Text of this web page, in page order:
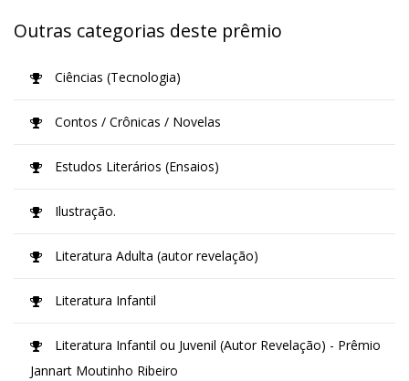
Outras categorias deste prêmio
Ciências (Tecnologia)
Contos / Crônicas / Novelas
Estudos Literários (Ensaios)
Ilustração.
Literatura Adulta (autor revelação)
Literatura Infantil
Literatura Infantil ou Juvenil (Autor Revelação) - Prêmio
Jannart Moutinho Ribeiro